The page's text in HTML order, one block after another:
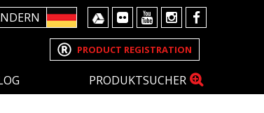
PRODUCT REGISTRATION
PRODUKTSUCHER